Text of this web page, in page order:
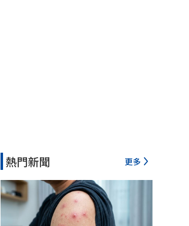
熱門新聞 更多